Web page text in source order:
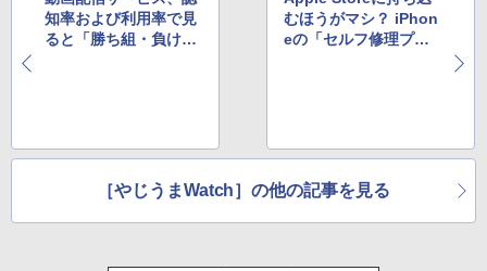
知率および利用率で見
ると「勝ち組・負け
むほうがマシ？ iPhon
eの「セルフ修理プロ
［やじうまWatch］の他の記事を見る